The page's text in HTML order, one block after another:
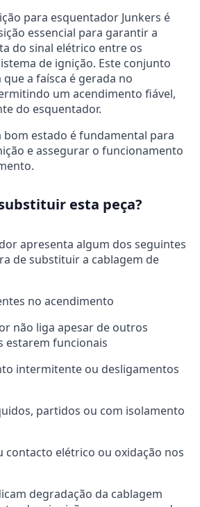
para esquentador Junkers é
essencial para garantir a
do sinal elétrico entre os
de ignição. Este conjunto
a faísca é gerada no
um acendimento fiável,
do esquentador.
bom estado é fundamental para
e assegurar o funcionamento
esta peça?
apresenta algum dos seguintes
de substituir a cablagem de
no acendimento
não liga apesar de outros
estarem funcionais
intermitente ou desligamentos
partidos ou com isolamento
contacto elétrico ou oxidação nos
degradação da cablagem